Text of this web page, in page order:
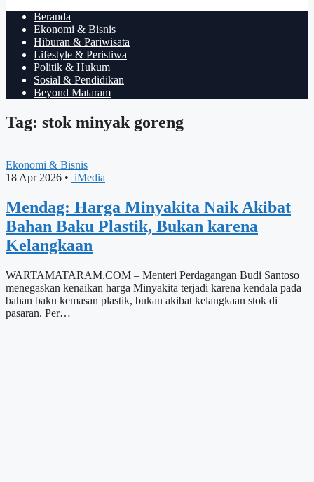
Beranda
Ekonomi & Bisnis
Hiburan & Pariwisata
Lifestyle & Peristiwa
Politik & Hukum
Sosial & Pendidikan
Beyond Mataram
Tag: stok minyak goreng
Ekonomi & Bisnis
18 Apr 2026 • iMedia
Mendag: Harga Minyakita Naik Akibat
Bahan Baku Plastik, Bukan karena
Kelangkaan
WARTAMATARAM.COM – Menteri Perdagangan Budi Santoso
menegaskan kenaikan harga Minyakita terjadi karena kendala pada
bahan baku kemasan plastik, bukan akibat kelangkaan stok di
pasaran. Per…